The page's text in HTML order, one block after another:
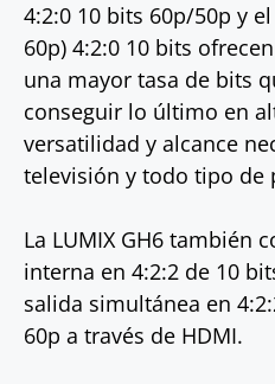
4:2:0 10 bits 60p/50p y
60p) 4:2:0 10 bits
una mayor tasa de bits
conseguir lo último en
versatilidad y alcance
televisión y todo tipo de
La LUMIX GH6 también
interna en 4:2:2 de 10
salida simultánea en
60p a través de HDMI.